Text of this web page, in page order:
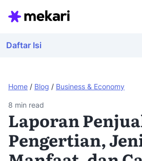
Home / Blog / Business & Economy
Daftar Isi
8 min read
Laporan
Pengertian,